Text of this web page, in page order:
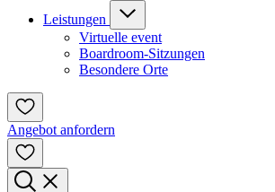
Leistungen
Virtuelle event
Boardroom-Sitzungen
Besondere Orte
Angebot anfordern